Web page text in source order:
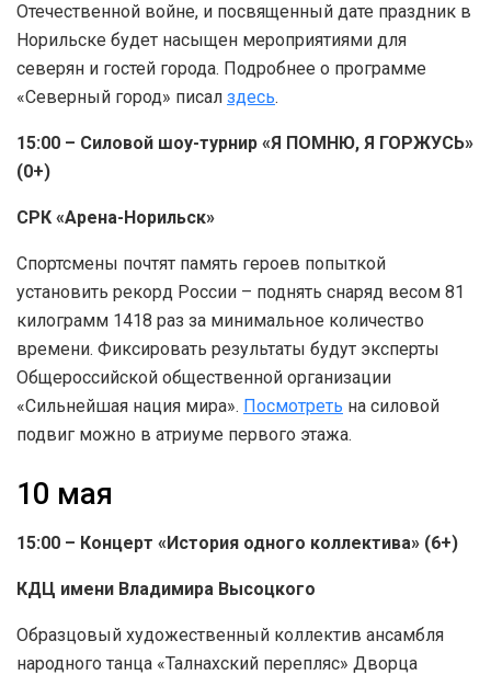
Отечественной войне, и посвященный дате праздник в
Норильске будет насыщен мероприятиями для
северян и гостей города. Подробнее о программе
«Северный город» писал здесь.
15:00 – Силовой шоу-турнир «Я ПОМНЮ, Я ГОРЖУСЬ»
(0+)
СРК «Арена-Норильск»
Спортсмены почтят память героев попыткой
установить рекорд России – поднять снаряд весом 81
килограмм 1418 раз за минимальное количество
времени. Фиксировать результаты будут эксперты
Общероссийской общественной организации
«Сильнейшая нация мира». Посмотреть на силовой
подвиг можно в атриуме первого этажа.
10 мая
15:00 – Концерт «История одного коллектива» (6+)
КДЦ имени Владимира Высоцкого
Образцовый художественный коллектив ансамбля
народного танца «Талнахский перепляс» Дворца